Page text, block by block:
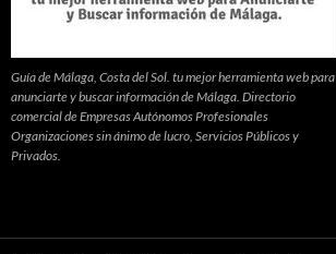
Guía de Málaga, Costa del Sol. tu mejor herramienta web para
anunciarte y buscar información de Málaga. Directorio
comercial de Empresas Autónomos Profesionales
Organizaciones sin ánimo de lucro, Servicios Públicos y
Privados.